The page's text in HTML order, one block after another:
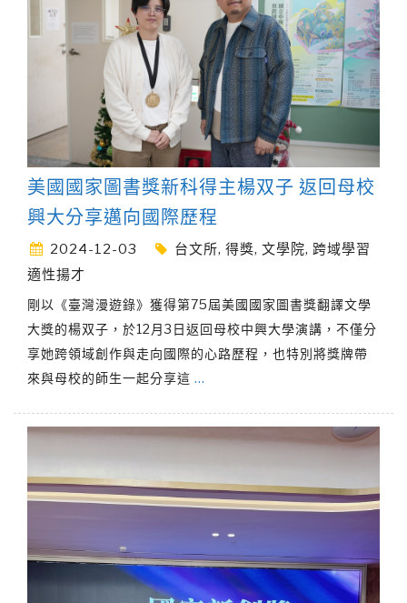
美國國家圖書獎新科得主楊双子 返回母校
興大分享邁向國際歷程
2024-12-03 台文所, 得獎, 文學院, 跨域學習
適性揚才
剛以《臺灣漫遊錄》獲得第75屆美國國家圖書獎翻譯文學
大獎的楊双子，於12月3日返回母校中興大學演講，不僅分
享她跨領域創作與走向國際的心路歷程，也特別將獎牌帶
來與母校的師生一起分享這 …